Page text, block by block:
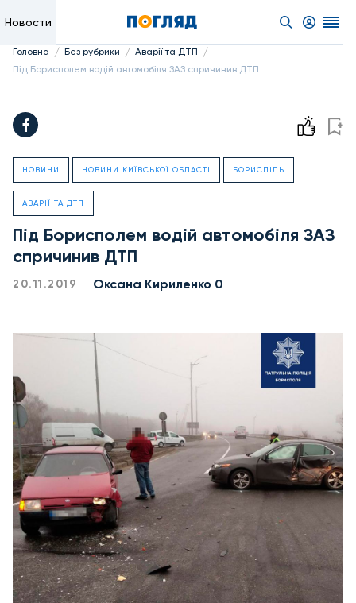
Новости
Головна / Без рубрики / Аварії та ДТП /
Під Борисполем водій автомобіля ЗАЗ спричинив ДТП
НОВИНИ НОВИНИ КИЇВСЬКОЇ ОБЛАСТІ БОРИСПІЛЬ
АВАРІЇ ТА ДТП
Під Борисполем водій автомобіля ЗАЗ
спричинив ДТП
20.11.2019 Оксана Кириленко 0